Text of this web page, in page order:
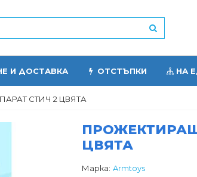
И ДОСТАВКА ОТСТЪПКИ НА
СТИЧ 2 ЦВЯТА
ЦВЯТА
Марка: Armtoys